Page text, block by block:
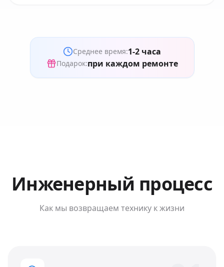
Среднее время:1-2 часа
Подарок:при каждом ремонте
Инженерный процесс
Как мы возвращаем технику к жизни